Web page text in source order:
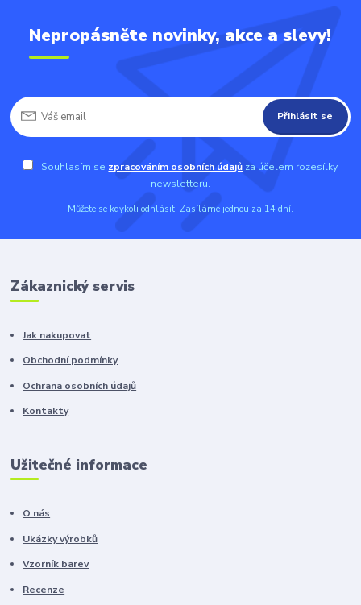
Nepropásněte novinky, akce a slevy!
Přihlásit se
Souhlasím se zpracováním osobních údajů za účelem rozesílky
newsletteru.
Můžete se kdykoli odhlásit. Zasíláme jednou za 14 dní.
Zákaznický servis
Jak nakupovat
Obchodní podmínky
Ochrana osobních údajů
Kontakty
Užitečné informace
O nás
Ukázky výrobků
Vzorník barev
Recenze